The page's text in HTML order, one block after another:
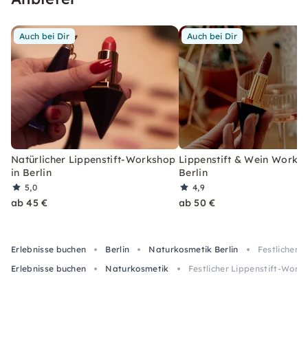
Auch bei Dir
Natürlicher Lippenstift-Workshop
in Berlin
5,0
ab 45 €
Auch bei Dir
Lippenstift & Wein
Berlin
4,9
ab 50 €
Erlebnisse buchen Berlin Naturkosmetik Berlin
Festlicher
Erlebnisse buchen
Naturkosmetik Festlicher Lippenstift-